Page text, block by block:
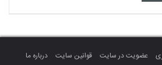
عضویت در سایت قوانین سایت
درباره ما